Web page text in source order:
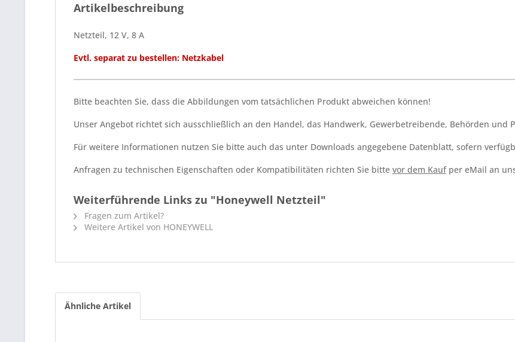
Artikelbeschreibung
Netzteil, 12 V, 8 A
Evtl. separat zu bestellen: Netzkabel
Bitte beachten Sie, dass die Abbildungen vom tatsächlichen Produkt abweichen können!
Unser Angebot richtet sich ausschließlich an den Handel, das Handwerk, Gewerbetreibende, Behörden und
Für weitere Informationen nutzen Sie bitte auch das unter Downloads angegebene Datenblatt, sofern
Anfragen zu technischen Eigenschaften oder Kompatibilitäten richten Sie bitte vor dem Kaufper eMail an
Weiterführende Links zu "Honeywell Netzteil"
Fragen zum Artikel?
Weitere Artikel von HONEYWELL
Ähnliche Artikel